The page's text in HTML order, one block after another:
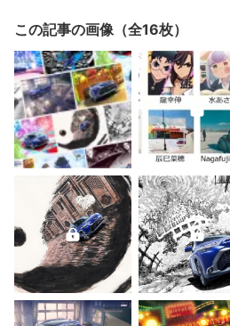
この記事の画像（全16枚）